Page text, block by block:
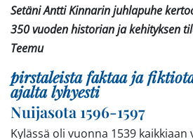
Setäni Antti Kinnarin juhlapuhe
350 vuoden historian ja kehityksen
Teemu
pirstaleista faktaa ja
ajalta lyhyesti
Nuijasota 1596-1597
Kylässä oli vuonna 1539